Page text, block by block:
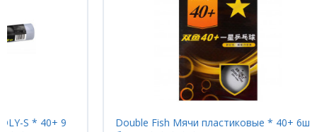
Double Fish Мячи пластиковые * 40+ 6шт.